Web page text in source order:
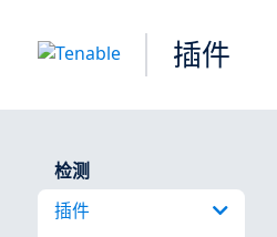
插件
检测
插件